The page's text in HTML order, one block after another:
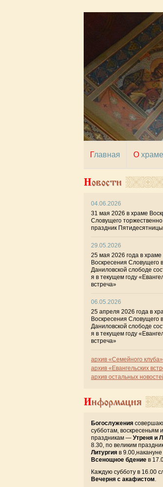
Главная О храме
Новости
04.06.2026
31 мая 2026 в храме
Словущего торжественно
праздник Пятидесятницы
29.05.2026
25 мая 2026 года в храме
Воскресения Словущего в
Даниловской слободе
я в текущем году
встреча»
06.05.2026
25 апреля 2026 года в
Воскресения Словущего в
Даниловской слободе
я в текущем году
встреча»
архив «Семейного клуба»
архив «Евангельских
архив остальных
Информация
Богослужения
субботам, воскресеньям и
праздникам — Утреня и
8.30, по великим
Литургия в
Всенощное бдение в
Каждую субботу в 16.00
Вечерня с акафистом.